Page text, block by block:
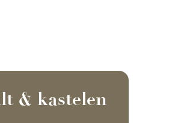
& kastelen